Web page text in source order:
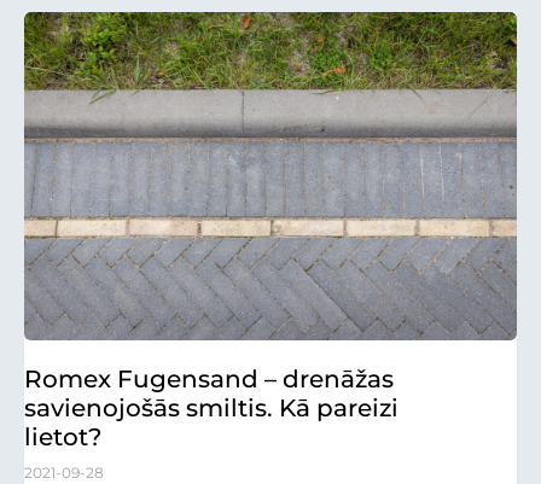
Romex Fugensand – drenāžas
savienojošās smiltis. Kā pareizi
lietot?
2021-09-28